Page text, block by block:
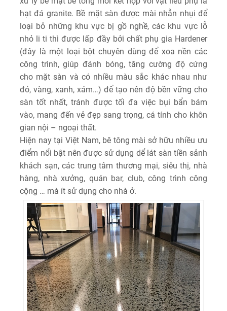
hạt đá granite. Bề mặt sàn được mài nhẵn nhụi để
loại bỏ những khu vực bị gồ nghề, các khu vực lỗ
nhỏ li ti thì được lấp đầy bởi chất phụ gia Hardener
(đây là một loại bột chuyên dùng để xoa nền các
công trình, giúp đánh bóng, tăng cường độ cứng
cho mặt sàn và có nhiều màu sắc khác nhau như
đỏ, vàng, xanh, xám…) để tạo nên độ bền vững cho
sàn tốt nhất, tránh được tối đa việc bụi bẩn bám
vào, mang đến vẻ đẹp sang trọng, cá tính cho khôn
gian nội – ngoại thất.
Hiện nay tại Việt Nam, bê tông mài sở hữu nhiều ưu
điểm nổi bật nên được sử dụng dể lát sàn tiền sảnh
khách sạn, các trung tâm thương mại, siêu thị, nhà
hàng, nhà xưởng, quán bar, club, công trình công
cộng … mà ít sử dụng cho nhà ở.